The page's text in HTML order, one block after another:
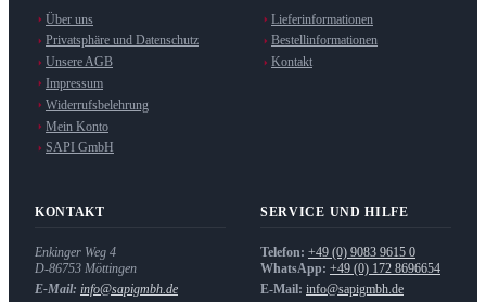
Über uns
Privatsphäre und Datenschutz
Unsere AGB
Impressum
Widerrufsbelehrung
Mein Konto
SAPI GmbH
Lieferinformationen
Bestellinformationen
Kontakt
KONTAKT
Enkinger Weg 4
D-86753 Möttingen
E-Mail: info@sapigmbh.de
SERVICE UND HILFE
Telefon: +49 (0) 9083 9615 0
WhatsApp: +49 (0) 172 8696654
E-Mail: info@sapigmbh.de